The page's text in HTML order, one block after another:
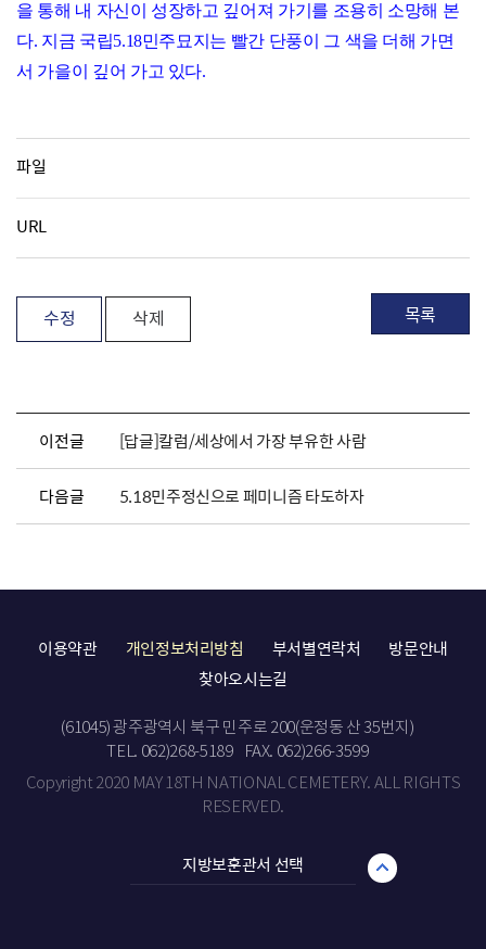
을 통해 내 자신이 성장하고 깊어져 가기를 조용히 소망해 본
다. 지금 국립5.18민주묘지는 빨간 단풍이 그 색을 더해 가면
서 가을이 깊어 가고 있다.
파일
URL
수정 삭제 목록
이전글 [답글]칼럼/세상에서 가장 부유한 사람
다음글 5.18민주정신으로 페미니즘 타도하자
이용약관 개인정보처리방침 부서별연락처
방문안내
찾아오시는길
(61045) 광주광역시 북구 민주로 200(운정동 산 35번지)
TEL. 062)268-5189
FAX. 062)266-3599
Copyright 2020 MAY 18TH NATIONAL CEMETERY. ALL RIGHTS
RESERVED.
지방보훈관서 선택